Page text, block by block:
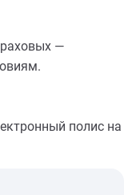
—
полис на